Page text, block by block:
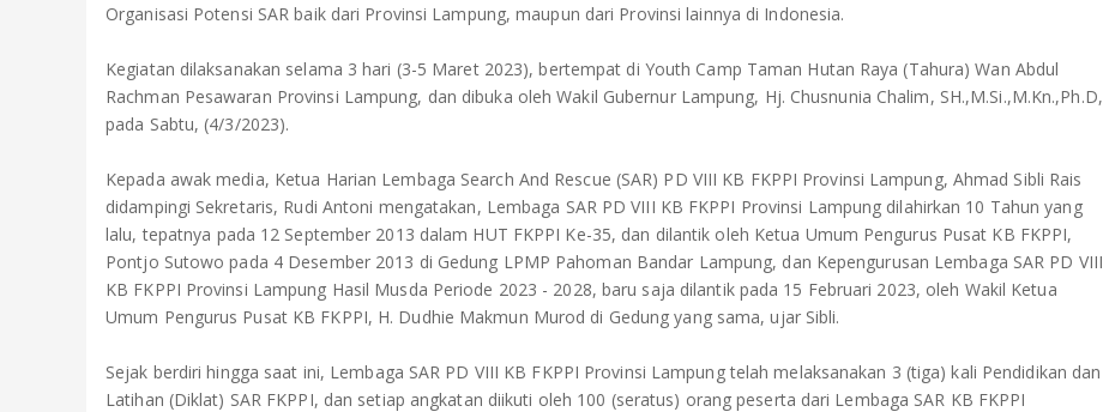
Organisasi Potensi SAR baik dari Provinsi Lampung, maupun dari Provinsi lainnya di Indonesia.
Kegiatan dilaksanakan selama 3 hari (3-5 Maret 2023), bertempat di Youth Camp Taman Hutan Raya (Tahura) Wan Abdul
Rachman Pesawaran Provinsi Lampung, dan dibuka oleh Wakil Gubernur Lampung, Hj. Chusnunia Chalim, SH.,M.Si.,M.Kn.,Ph.D,
pada Sabtu, (4/3/2023).
Kepada awak media, Ketua Harian Lembaga Search And Rescue (SAR) PD VIII KB FKPPI Provinsi Lampung, Ahmad Sibli Rais
didampingi Sekretaris, Rudi Antoni mengatakan, Lembaga SAR PD VIII KB FKPPI Provinsi Lampung dilahirkan 10 Tahun yang
lalu, tepatnya pada 12 September 2013 dalam HUT FKPPI Ke-35, dan dilantik oleh Ketua Umum Pengurus Pusat KB FKPPI,
Pontjo Sutowo pada 4 Desember 2013 di Gedung LPMP Pahoman Bandar Lampung, dan Kepengurusan Lembaga SAR PD VIII
KB FKPPI Provinsi Lampung Hasil Musda Periode 2023 - 2028, baru saja dilantik pada 15 Februari 2023, oleh Wakil Ketua
Umum Pengurus Pusat KB FKPPI, H. Dudhie Makmun Murod di Gedung yang sama, ujar Sibli.
Sejak berdiri hingga saat ini, Lembaga SAR PD VIII KB FKPPI Provinsi Lampung telah melaksanakan 3 (tiga) kali Pendidikan dan
Latihan (Diklat) SAR FKPPI, dan setiap angkatan diikuti oleh 100 (seratus) orang peserta dari Lembaga SAR KB FKPPI